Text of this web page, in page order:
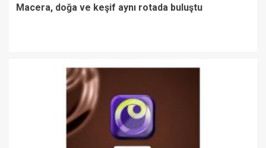
Macera, doğa ve keşif aynı rotada buluştu